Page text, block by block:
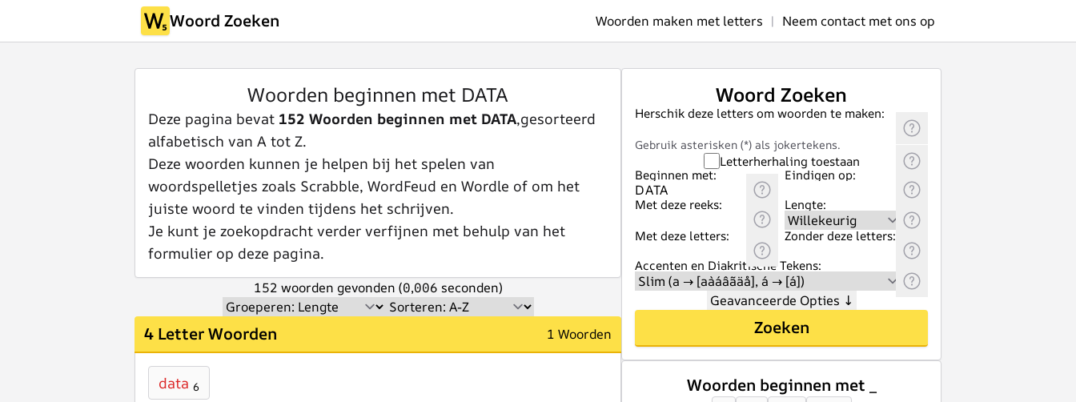
Woord Zoeken Woorden maken met letters | Neem contact met ons op
Woorden beginnen met DATA
Deze pagina bevat 152 Woorden beginnen met DATA,gesorteerd
alfabetisch van A tot Z.
Deze woorden kunnen je helpen bij het spelen van
woordspelletjes zoals Scrabble, WordFeud en Wordle of om het
juiste woord te vinden tijdens het schrijven.
Je kunt je zoekopdracht verder verfijnen met behulp van het
formulier op deze pagina.
152 woorden gevonden (0,006 seconden)
4 Letter Woorden 1 Woorden
data 6
Woord Zoeken
Herschik deze letters om woorden te maken:
Gebruik asterisken (*) als jokertekens.
Letterherhaling toestaan
Beginnen met:
Eindigen op:
Met deze reeks:
Lengte:
Met deze letters:
Zonder deze letters:
Accenten en Diakritische Tekens:
Geavanceerde Opties ↓
Zoeken
Woorden beginnen met _